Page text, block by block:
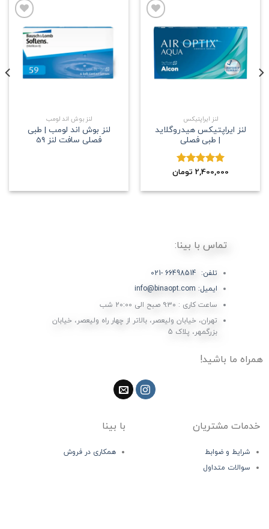
مندی
لنز ایراپتیکس
لنز ایراپتیکس هیدروگلاید
| طبی فصلی
نمره5.002,400,000 تومان
علاقه
مندی
لنز بوش اند لومب
لنز بوش اند لومب | طبی
فصلی سافت لنز 59
تماس با بینا:
تلفن: 66498514 -021
ایمیل: info@binaopt.com
ساعت کاری : ۹:۳۰ صبح الی 20:00 شب
تهران، خیابان ولیعصر، بالاتر از چهار راه ولیعصر، خیابان
بزرگمهر، پلاک 5
همراه ما باشید!
خدمات مشتریان
شرایط و ضوابط
سوالات متداول
با بینا
همکاری در فروش